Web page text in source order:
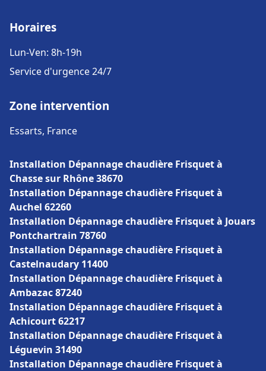
Horaires
Lun-Ven: 8h-19h
Service d'urgence 24/7
Zone intervention
Essarts, France
Installation Dépannage chaudière Frisquet à
Chasse sur Rhône 38670
Installation Dépannage chaudière Frisquet à
Auchel 62260
Installation Dépannage chaudière Frisquet à Jouars
Pontchartrain 78760
Installation Dépannage chaudière Frisquet à
Castelnaudary 11400
Installation Dépannage chaudière Frisquet à
Ambazac 87240
Installation Dépannage chaudière Frisquet à
Achicourt 62217
Installation Dépannage chaudière Frisquet à
Léguevin 31490
Installation Dépannage chaudière Frisquet à